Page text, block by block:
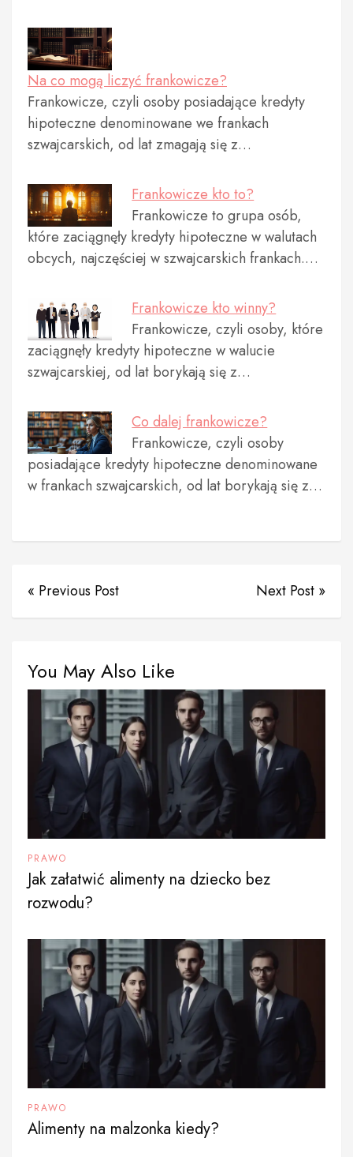
Na co mogą liczyć frankowicze?
Frankowicze, czyli osoby posiadające kredyty
hipoteczne denominowane we frankach
szwajcarskich, od lat zmagają się z…
Frankowicze kto to?
Frankowicze to grupa osób,
które zaciągnęły kredyty hipoteczne w walutach
obcych, najczęściej w szwajcarskich frankach.…
Frankowicze kto winny?
Frankowicze, czyli osoby, które
zaciągnęły kredyty hipoteczne w walucie
szwajcarskiej, od lat borykają się z…
Co dalej frankowicze?
Frankowicze, czyli osoby
posiadające kredyty hipoteczne denominowane
w frankach szwajcarskich, od lat borykają się z…
« Previous Post Next Post »
You May Also Like
PRAWO
Jak załatwić alimenty na dziecko bez
rozwodu?
PRAWO
Alimenty na malzonka kiedy?